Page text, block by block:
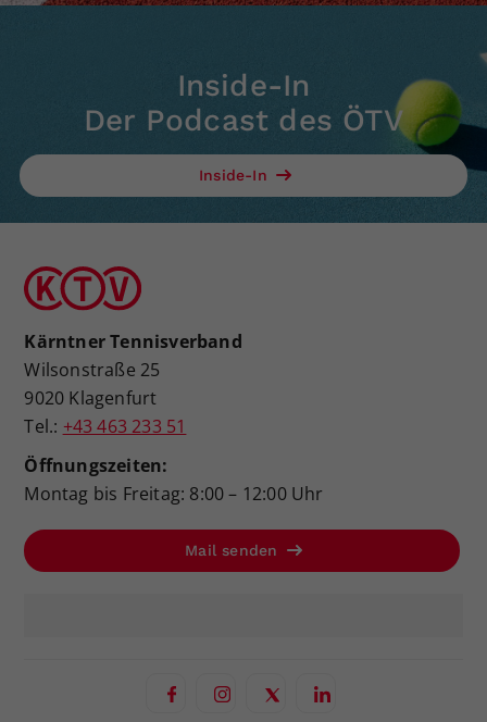
Inside-In
Der Podcast des ÖTV
Inside-In
Kärntner Tennisverband
Wilsonstraße 25
9020 Klagenfurt
Tel.: +43 463 233 51
Öffnungszeiten:
Montag bis Freitag: 8:00 – 12:00 Uhr
Mail senden